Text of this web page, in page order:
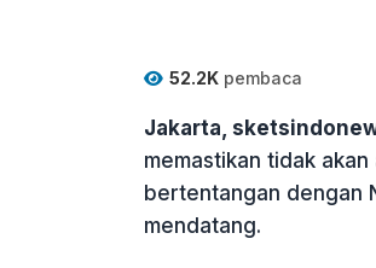
52.2Kpembaca
Jakarta,
memastikan tidak
bertentangan dengan
mendatang.